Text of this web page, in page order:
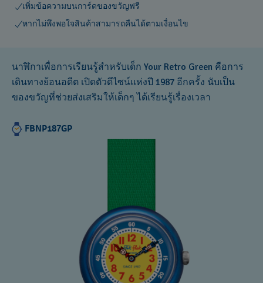
เพิ่มข้อความบนการ์ดของขวัญฟรี
หากไม่พึงพอใจสินค้าสามารถคืนได้ตามเงื่อนไข
นาฬิกาเพื่อการเรียนรู้สำหรับเด็ก Your Retro Green คือการ
เดินทางย้อนอดีต เปิดตัวดีไซน์แห่งปี 1987 อีกครั้ง นับเป็น
ของขวัญที่ช่วยส่งเสริมให้เด็กๆ ได้เรียนรู้เรื่องเวลา
FBNP187GP